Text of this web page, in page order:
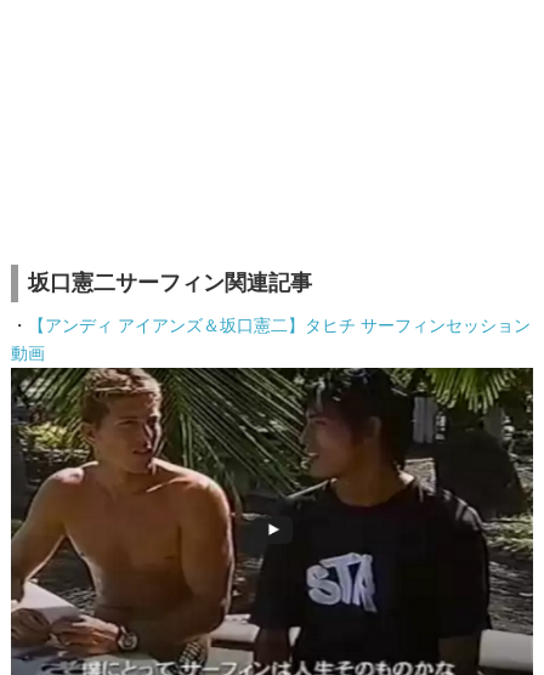
坂口憲二サーフィン関連記事
・
【アンディ アイアンズ＆坂口憲二】タヒチ サーフィンセッション
動画